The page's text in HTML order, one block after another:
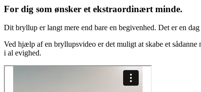
For dig som ønsker et ekstraordinært minde.
Dit bryllup er langt mere end bare en begivenhed. Det er en
Ved hjælp af en bryllupsvideo er det muligt at skabe et
i al evighed.